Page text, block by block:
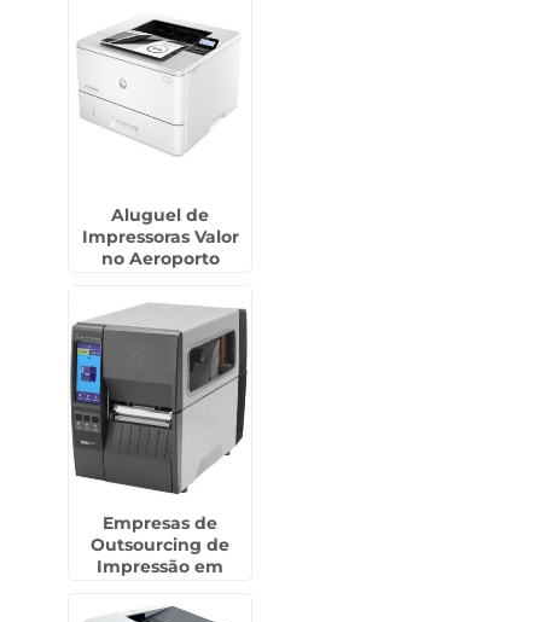
Aluguel de
Impressoras Valor
no Aeroporto
Empresas de
Outsourcing de
Impressão em